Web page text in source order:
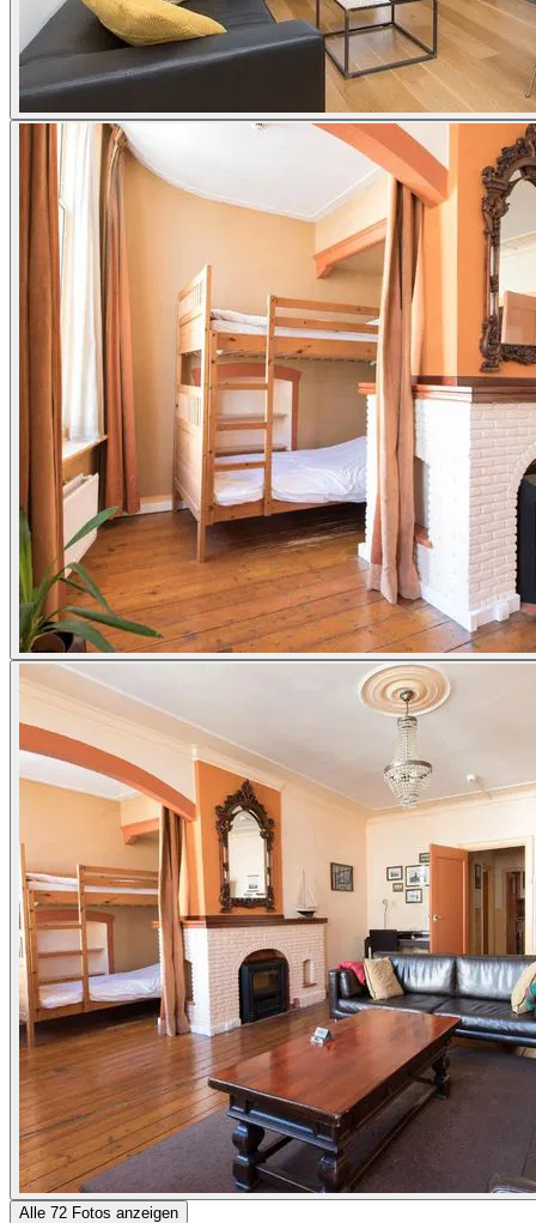
Alle 72 Fotos anzeigen